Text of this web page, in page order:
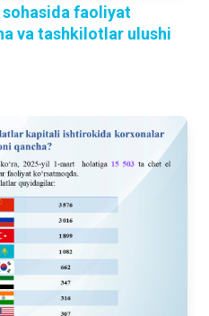
faoliyat
va tashkilotlar ulushi